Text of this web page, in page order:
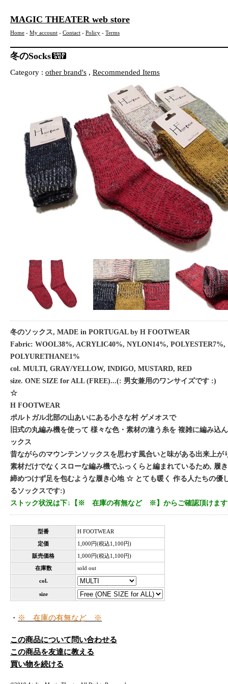
MAGIC THEATER web store
Home - My account - Contact - Policy - Terms
冬のSocks
Category : other brand's , Recommended Items
冬のソックス, MADE in PORTUGAL by H FOOTWEAR
Fabric: WOOL38%, ACRYLIC40%, NYLON14%, POLYESTER7%,
POLYURETHANE1%
col. MULTI, GRAY/YELLOW, INDIGO, MUSTARD, RED
size. ONE SIZE for ALL (FREE)...(: 男女兼用のワンサイズです :)
☆
H FOOTWEAR
ポルトガル北部の山あいにある小さな村 ゲメオスで
旧式の丸編み機を使って 様々な色・素材の違う糸を 複雑に編み込
ックス
昔ながらのマウンテンソックスを思わす風合いと味がある出来上が
素材だけでなくスローな編み機でふっくらと編まれているため, 履
締めつけず足を包むような履き心地 ☆ とても暖く 作る人たちの優
るソックスです:)
ストック状況は下↓【※ 在庫の有無など ※】からご確認頂けます
型番
H FOOTWEAR
定価
1,000円(税込1,100円)
販売価格
1,000円(税込1,100円)
在庫数
sold out
col.
size
・ ※ 在庫の有無など ※
この商品について問い合わせる
この商品を友達に教える
買い物を続ける